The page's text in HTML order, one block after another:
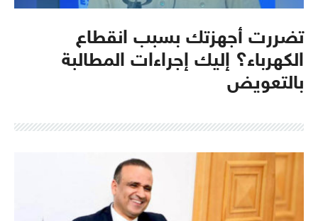
تضررت أجهزتك بسبب انقطاع
الكهرباء؟ إليك إجراءات المطالبة
بالتعويض